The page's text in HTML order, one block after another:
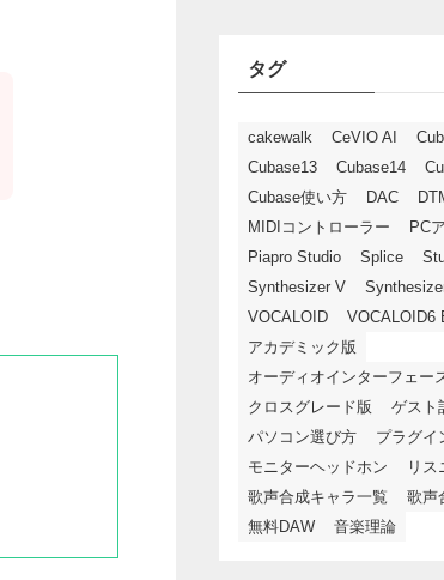
タグ
cakewalk CeVIO AI
Cubase13
Cubase14
Cubase使い方
DAC
MIDIコントローラー
PC
Piapro Studio
Splice
Synthesizer V
VOCALOID
VOCALOID6
アカデミック版
オーディオインターフェー
クロスグレード版
ゲスト
パソコン選び方
プラグイ
モニターヘッドホン
リス
歌声合成キャラ一覧
歌声
無料DAW
音楽理論